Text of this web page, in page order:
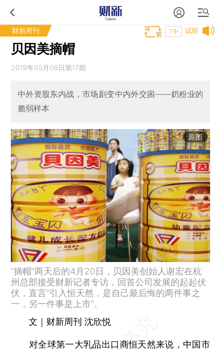
财新周刊 试听
T中
贝因美摘帽
2019年05月06日第17期
中外资股东内战，市场剧变中内外交困——奶粉业的
脆弱样本
原图
“摘帽”两天后的4月20日，贝因美创始人谢宏在杭
州总部接受财新记者专访，回首公司发展的起起伏
伏，直言“引入恒天然，是自己最后悔的两件事之
一，另一件事是上市”。
文｜财新周刊 沈欣悦
对全球第一大乳品出口商恒天然来说，中国市